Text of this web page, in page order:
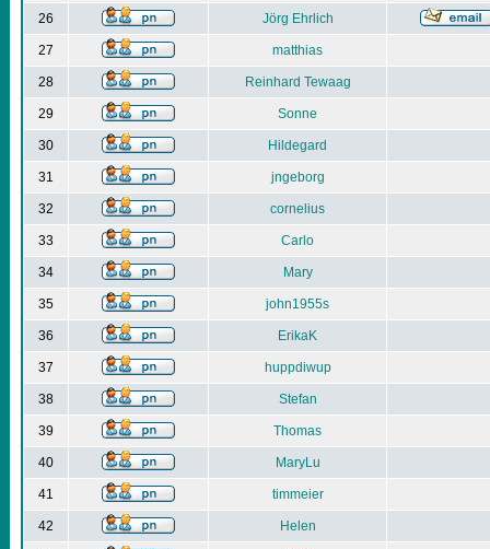
26 Jörg Ehrlich
27 matthias
28 Reinhard Tewaag
29 Sonne
30 Hildegard
31 jngeborg
32 cornelius
33 Carlo
34 Mary
35 john1955s
36 ErikaK
37 huppdiwup
38 Stefan
39 Thomas
40 MaryLu
41 timmeier
42 Helen